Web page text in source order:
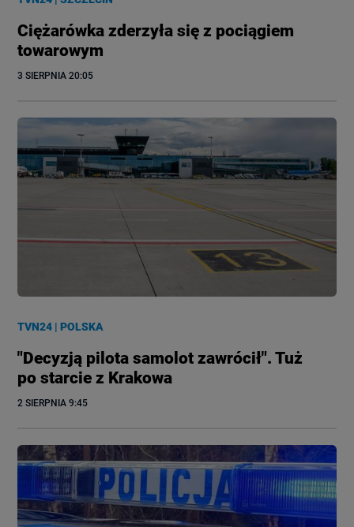
Ciężarówka zderzyła się z pociągiem
towarowym
3 SIERPNIA 20:05
TVN24 |POLSKA
"Decyzją pilota samolot zawrócił". Tuż
po starcie z Krakowa
2 SIERPNIA 9:45